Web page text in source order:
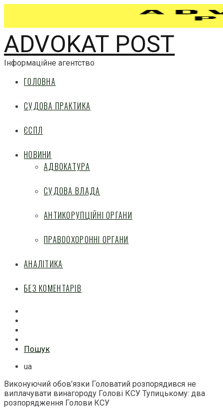
ADVOKAT POST
Інформаційне агентство
ГОЛОВНА
СУДОВА ПРАКТИКА
ЄСПЛ
НОВИНИ
АДВОКАТУРА
СУДОВА ВЛАДА
АНТИКОРУПЦІЙНІ ОРГАНИ
ПРАВООХОРОННІ ОРГАНИ
АНАЛІТИКА
БЕЗ КОМЕНТАРІВ
Пошук
ua
Виконуючий обов’язки Головатий розпорядився не
виплачувати винагороду Голові КСУ Тупицькому: два
розпорядження Голови КСУ